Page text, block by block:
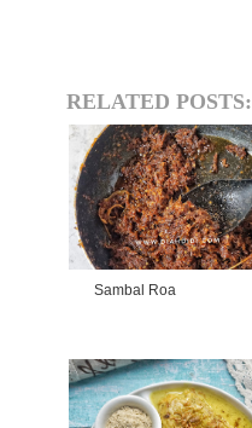
RELATED POSTS:
Sambal Roa